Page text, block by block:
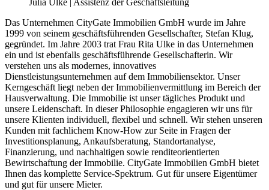
Das Unternehmen CityGate Immobilien GmbH wurde im Jahre
1999 von seinem geschäftsführenden Gesellschafter, Stefan Klug,
gegründet. Im Jahre 2003 trat Frau Rita Ulke in das Unternehmen
ein und ist ebenfalls geschäftsführende Gesellschafterin. Wir
verstehen uns als modernes, innovatives
Dienstleistungsunternehmen auf dem Immobiliensektor. Unser
Kerngeschäft liegt neben der Immobilienvermittlung im Bereich der
Hausverwaltung. Die Immobilie ist unser tägliches Produkt und
unsere Leidenschaft. In dieser Philosophie engagieren wir uns für
unsere Klienten individuell, flexibel und schnell. Wir stehen unseren
Kunden mit fachlichem Know-How zur Seite in Fragen der
Investitionsplanung, Ankaufsberatung, Standortanalyse,
Finanzierung, und nachhaltigen sowie renditeorientierten
Bewirtschaftung der Immobilie. CityGate Immobilien GmbH bietet
Ihnen das komplette Service-Spektrum. Gut für unsere Eigentümer
und gut für unsere Mieter.